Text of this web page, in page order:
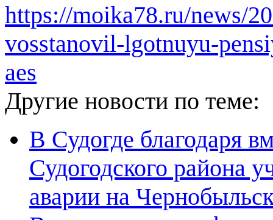
https://moika78.ru/news/
vosstanovil-lgotnuyu-
aes
Другие новости по теме:
В Судогде благодаря
Судогодского района
аварии на